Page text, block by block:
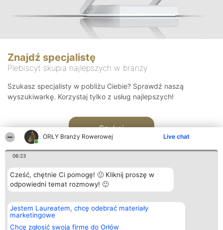
ORŁY Branży Rowerowej Live chat
06:23
Cześć, chętnie Ci pomogę! 🙂 Kliknij proszę w
odpowiedni temat rozmowy! 🙂
Jestem Laureatem, chcę odebrać materiały
marketingowe
Chcę zgłosić swoją firmę do Orłów
Znajdź specjalistę
Plebiscyt skupia najlepszych w branży
Szukasz specjalisty w pobliżu Ciebie? Sprawdź naszą
wyszukiwarkę. Korzystaj tylko z usług najlepszych!
Szukaj
Organizator plebiscytu
Bright Side Solutions sp. z o.
o. sp. k.
ul. Ruska 22
Plebiscyt
Laureaci
wszystkich
Kontakt
Kontakt